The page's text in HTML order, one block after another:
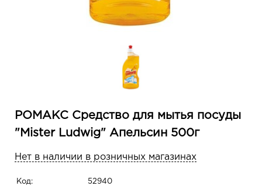
РОМАКС Средство для мытья посуды
"Mister Ludwig" Апельсин 500г
Нет в наличии в розничных магазинах
Код: 52940